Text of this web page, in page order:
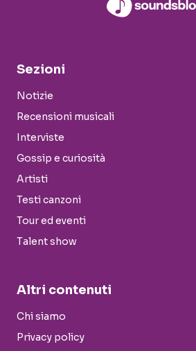
Sezioni
Notizie
Recensioni musicali
Interviste
Gossip e curiosità
Artisti
Testi canzoni
Tour ed eventi
Talent show
Altri contenuti
Chi siamo
Privacy policy